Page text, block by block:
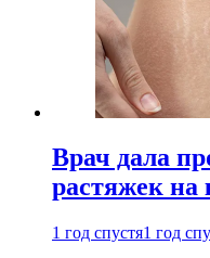
Врач дала
растяжек на
1 год спустя1 год